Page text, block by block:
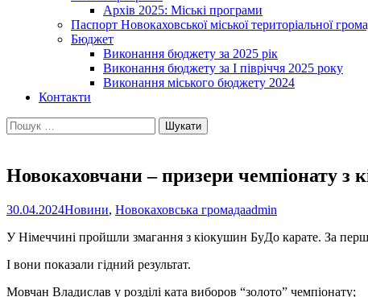
Архів 2025: Міські програми
Паспорт Новокаховської міської територіальної
Бюджет
Виконання бюджету за 2025 рік
Виконання бюджету за І півріччя 2025 року
Виконання міського бюджету 2024
Контакти
Пошук:
Новокаховчани – призери чемпіонату з
30.04.2024Новини, Новокаховська громадаadmin
У Німеччині пройшли змагання з кіокушин БуДо карате. За
І вони показали гідний результат.
Мовчан Владислав у розділі ката виборов “золото” чемпіонату;